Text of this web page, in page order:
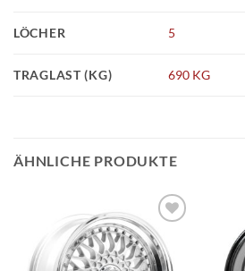
LÖCHER 5
TRAGLAST (KG) 690 KG
ÄHNLICHE PRODUKTE
Add to
wishlist